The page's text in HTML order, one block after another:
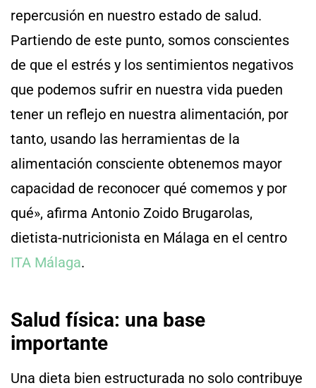
repercusión en nuestro estado de salud.
Partiendo de este punto, somos conscientes
de que el estrés y los sentimientos negativos
que podemos sufrir en nuestra vida pueden
tener un reflejo en nuestra alimentación, por
tanto, usando las herramientas de la
alimentación consciente obtenemos mayor
capacidad de reconocer qué comemos y por
qué», afirma Antonio Zoido Brugarolas,
dietista-nutricionista en Málaga en el centro
ITA Málaga.
Salud física: una base
importante
Una dieta bien estructurada no solo contribuye